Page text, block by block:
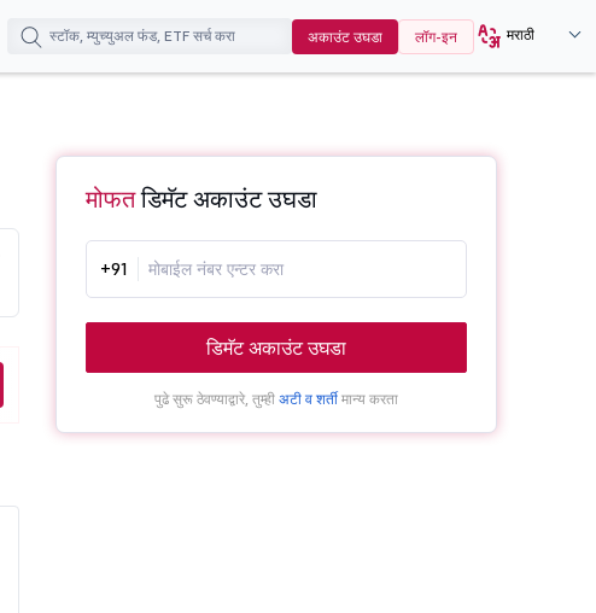
अकाउंट उघडा लॉग-इन मराठी
मोफतडिमॅट अकाउंट उघडा
+91
डिमॅट अकाउंट उघडा
पुढे सुरू ठेवण्याद्वारे, तुम्ही अटी व शर्ती मान्य करता